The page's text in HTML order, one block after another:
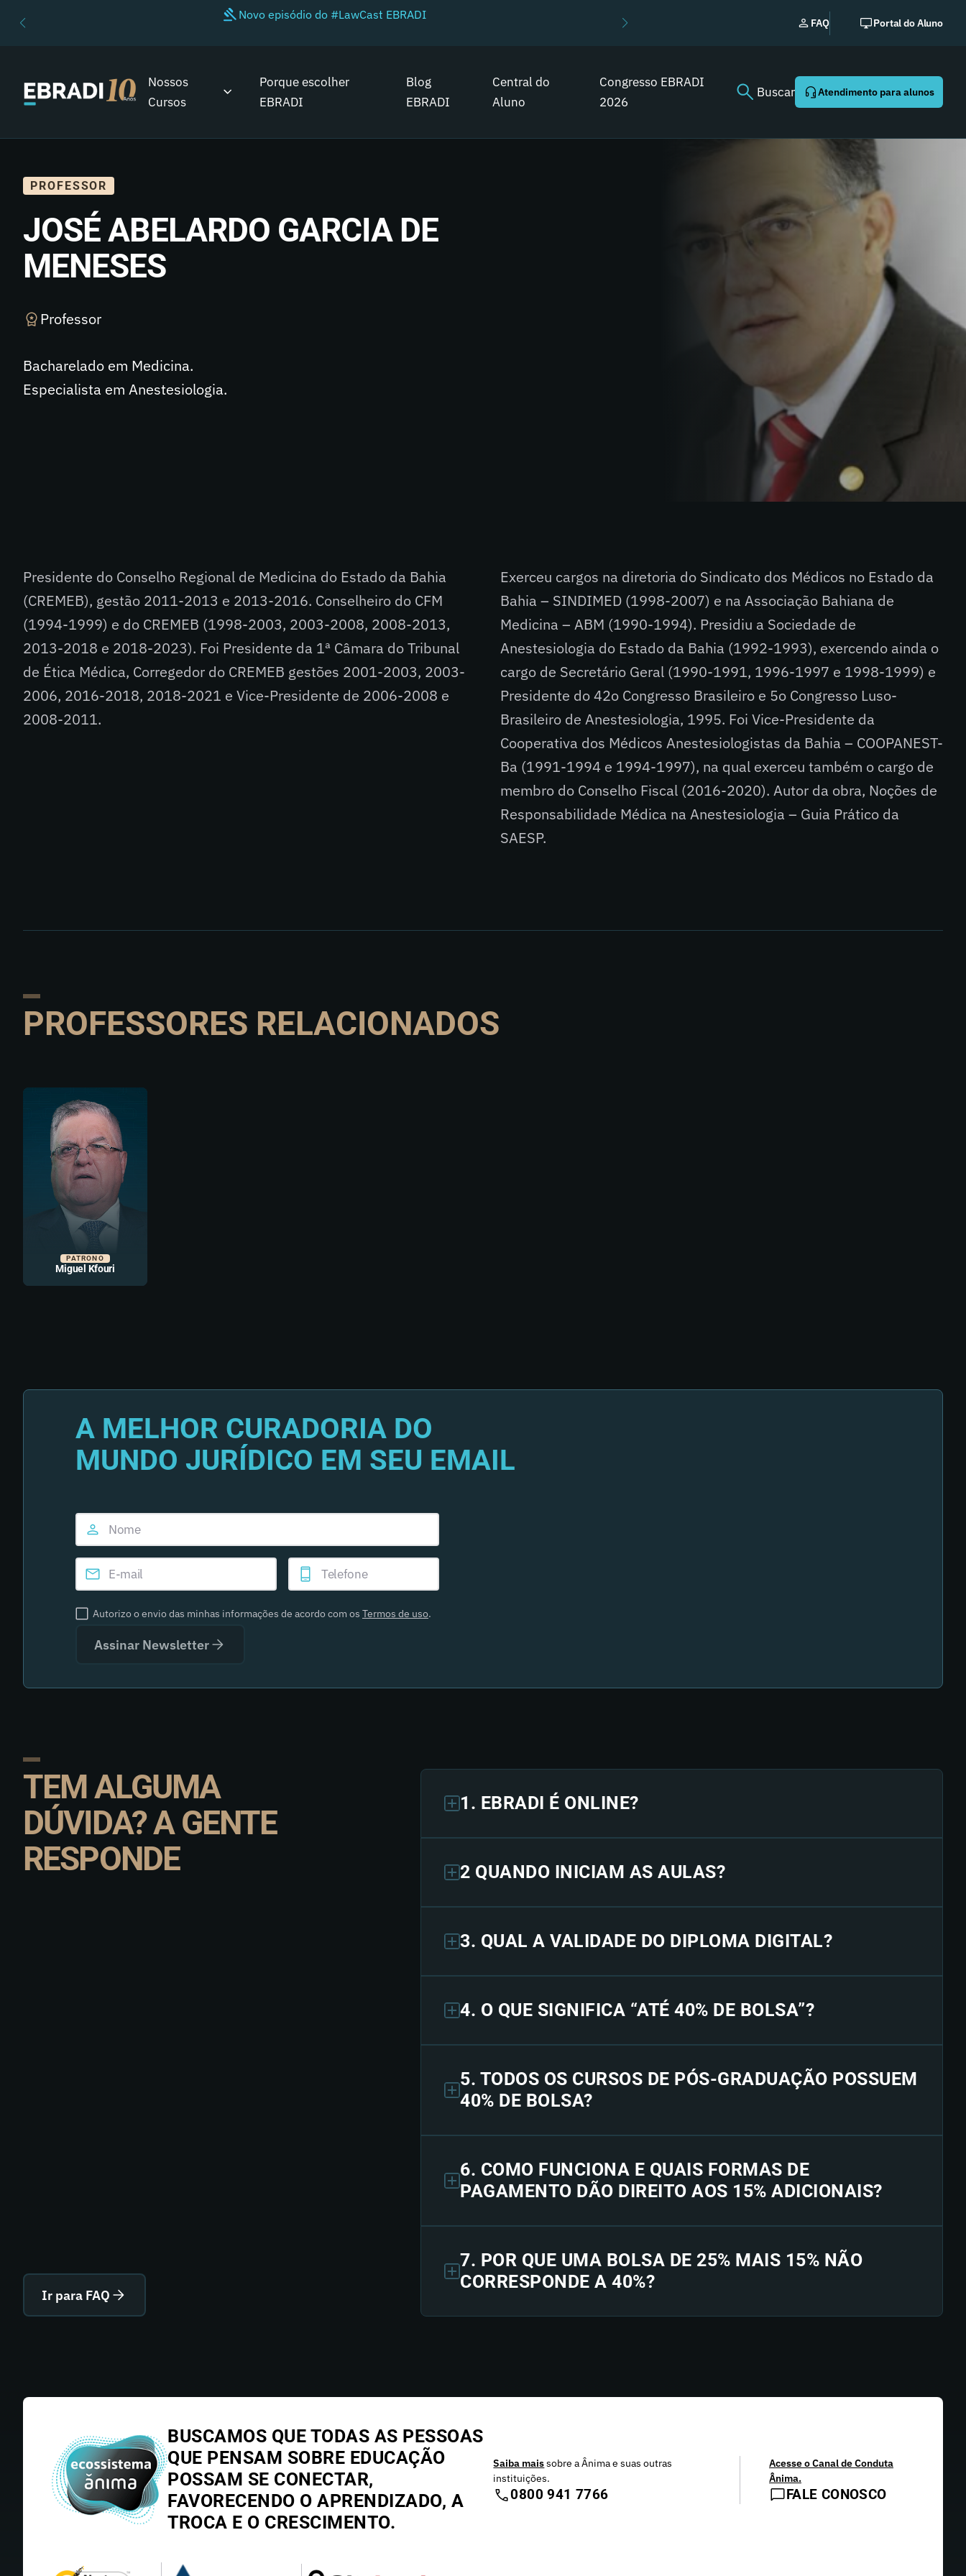
Novo episódio do #LawCast EBRADI
EBRADI | NEWS: o
Youtube agora!
FAQ Portal do Aluno
Nossos
Cursos
Porque escolher
EBRADI
Blog
EBRADI
Central do
Aluno
Congresso EBRADI
2026
Buscar Atendimento para alunos
PROFESSOR
JOSÉ ABELARDO GARCIA DE
MENESES
Professor
Bacharelado em Medicina.
Especialista em Anestesiologia.
Presidente do Conselho Regional de Medicina do Estado da Bahia
(CREMEB), gestão 2011-2013 e 2013-2016. Conselheiro do CFM
(1994-1999) e do CREMEB (1998-2003, 2003-2008, 2008-2013,
2013-2018 e 2018-2023). Foi Presidente da 1ª Câmara do Tribunal
de Ética Médica, Corregedor do CREMEB gestões 2001-2003, 2003-
2006, 2016-2018, 2018-2021 e Vice-Presidente de 2006-2008 e
2008-2011.
Exerceu cargos na diretoria do Sindicato dos Médicos no Estado da
Bahia – SINDIMED (1998-2007) e na Associação Bahiana de
Medicina – ABM (1990-1994). Presidiu a Sociedade de
Anestesiologia do Estado da Bahia (1992-1993), exercendo ainda o
cargo de Secretário Geral (1990-1991, 1996-1997 e 1998-1999) e
Presidente do 42o Congresso Brasileiro e 5o Congresso Luso-
Brasileiro de Anestesiologia, 1995. Foi Vice-Presidente da
Cooperativa dos Médicos Anestesiologistas da Bahia – COOPANEST-
Ba (1991-1994 e 1994-1997), na qual exerceu também o cargo de
membro do Conselho Fiscal (2016-2020). Autor da obra, Noções de
Responsabilidade Médica na Anestesiologia – Guia Prático da
SAESP.
PROFESSORES RELACIONADOS
PATRONO
Miguel Kfouri
A MELHOR CURADORIA DO
MUNDO JURÍDICO EM SEU EMAIL
Autorizo o envio das minhas informações de acordo com os Termos de uso.
Assinar Newsletter
TEM ALGUMA
DÚVIDA? A GENTE
RESPONDE
Ir para FAQ
1. EBRADI É ONLINE?
2 QUANDO INICIAM AS AULAS?
3. QUAL A VALIDADE DO DIPLOMA DIGITAL?
4. O QUE SIGNIFICA “ATÉ 40% DE BOLSA”?
5. TODOS OS CURSOS DE PÓS-GRADUAÇÃO POSSUEM
40% DE BOLSA?
6. COMO FUNCIONA E QUAIS FORMAS DE
PAGAMENTO DÃO DIREITO AOS 15% ADICIONAIS?
7. POR QUE UMA BOLSA DE 25% MAIS 15% NÃO
CORRESPONDE A 40%?
BUSCAMOS QUE TODAS AS PESSOAS
QUE PENSAM SOBRE EDUCAÇÃO
POSSAM SE CONECTAR,
FAVORECENDO O APRENDIZADO, A
TROCA E O CRESCIMENTO.
Saiba maissobre a Ânima e suas outras
instituições.
0800 941 7766
Acesse o Canal de Conduta
Ânima.
FALE CONOSCO